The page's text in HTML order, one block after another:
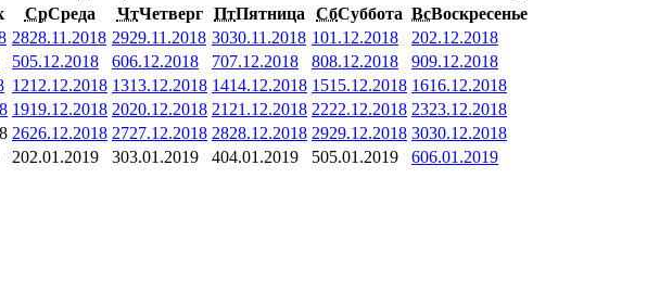
СрСреда ЧтЧетверг ПтПятница СбСуббота ВсВоскресенье
2828.11.2018 2929.11.2018 3030.11.2018 101.12.2018 202.12.2018
505.12.2018 606.12.2018 707.12.2018 808.12.2018 909.12.2018
1212.12.2018 1313.12.2018 1414.12.2018 1515.12.2018 1616.12.2018
1919.12.2018 2020.12.2018 21 21.12.2018 2222.12.2018 2323.12.2018
2626.12.2018 2727.12.2018 2828.12.2018 2929.12.2018 3030.12.2018
202.01.2019 303.01.2019 404.01.2019 505.01.2019 606.01.2019